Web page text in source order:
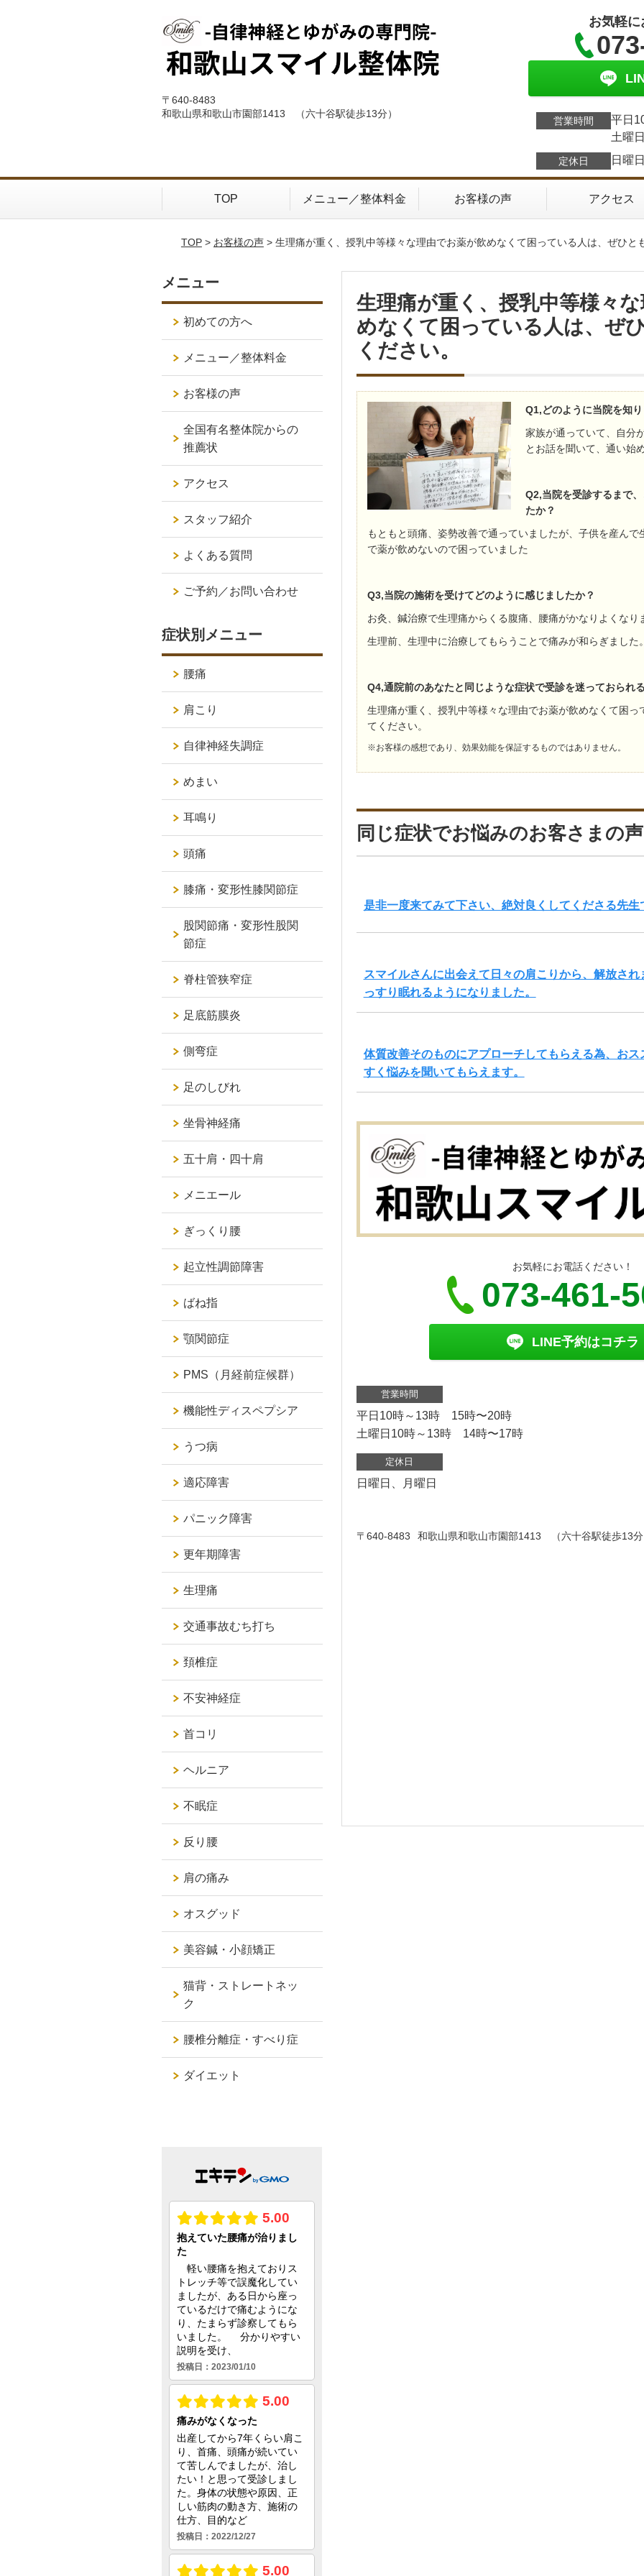
〒640-8483
和歌山県和歌山市園部1413 （六十谷駅徒歩13分）
お気軽に
営業時間
平日
土曜
定休日 日曜
TOP メニュー／整体料金 お客様の声 アクセス
TOP> お客様の声> 生理痛が重く、授乳中等様々な理由でお薬が飲めなくて困っている人は、ぜひと
生理痛が重く、授乳中等様々
めなくて困っている人は、ぜ
ください。
Q1,どのように当院を知り
家族が通っていて、自分
とお話を聞いて、通い始
Q2,当院を受診するまで
たか？
もともと頭痛、姿勢改善で通っていましたが、子供を産んで
で薬が飲めないので困っていました
Q3,当院の施術を受けてどのように感じましたか？
お灸、鍼治療で生理痛からくる腹痛、腰痛がかなりよくなり
生理前、生理中に治療してもらうことで痛みが和らぎました。
Q4,通院前のあなたと同じような症状で受診を迷っておられ
生理痛が重く、授乳中等様々な理由でお薬が飲めなくて困っ
てください。
※お客様の感想であり、効果効能を保証するものではありません。
同じ症状でお悩みのお客さまの声
是非一度来てみて下さい、絶対良くしてくださる先生
スマイルさんに出会えて日々の肩こりから、解放され
っすり眠れるようになりました。
体質改善そのものにアプローチしてもらえる為、おス
すく悩みを聞いてもらえます。
お気軽にお電話ください！
073-461-
LINE予約はコチラ
営業時間
平日10時～13時 15時〜20時
土曜日10時～13時 14時〜17時
定休日
日曜日、月曜日
〒640-8483 和歌山県和歌山市園部1413 （六十谷駅徒歩13分
メニュー
初めての方へ
メニュー／整体料金
お客様の声
全国有名整体院からの
推薦状
アクセス
スタッフ紹介
よくある質問
ご予約／お問い合わせ
症状別メニュー
腰痛
肩こり
自律神経失調症
めまい
耳鳴り
頭痛
膝痛・変形性膝関節症
股関節痛・変形性股関
節症
脊柱管狭窄症
足底筋膜炎
側弯症
足のしびれ
坐骨神経痛
五十肩・四十肩
メニエール
ぎっくり腰
起立性調節障害
ばね指
顎関節症
PMS（月経前症候群）
機能性ディスペプシア
うつ病
適応障害
パニック障害
更年期障害
生理痛
交通事故むち打ち
頚椎症
不安神経症
首コリ
ヘルニア
不眠症
反り腰
肩の痛み
オスグッド
美容鍼・小顔矯正
猫背・ストレートネッ
ク
腰椎分離症・すべり症
ダイエット